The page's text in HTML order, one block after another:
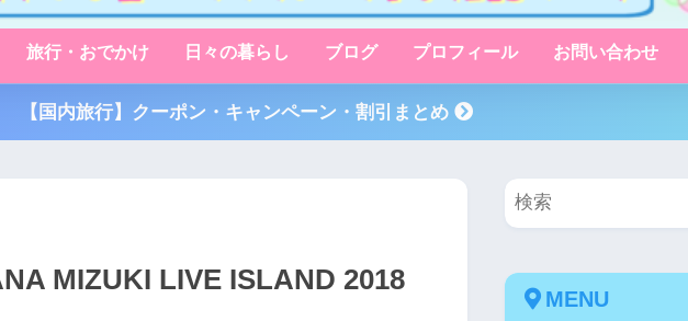
旅行・おでかけ 日々の暮らし ブログ プロフィール お問い合わせ
【国内旅行】クーポン・キャンペーン・割引まとめ
MIZUKI LIVE ISLAND 2018
MENU